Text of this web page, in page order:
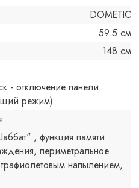
DOMETIC
59.5 см
148 см
- отключение панели
режим)
, функция памяти
периметральное
напылением,